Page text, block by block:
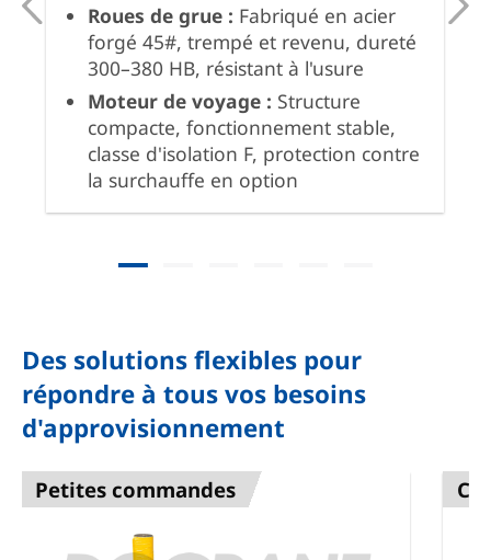
Roues de grue : Fabriqué en acier
forgé 45#, trempé et revenu, dureté
300–380 HB, résistant à l'usure
Moteur de voyage : Structure
compacte, fonctionnement stable,
classe d'isolation F, protection contre
la surchauffe en option
Des solutions flexibles pour
répondre à tous vos besoins
d'approvisionnement
Petites commandes